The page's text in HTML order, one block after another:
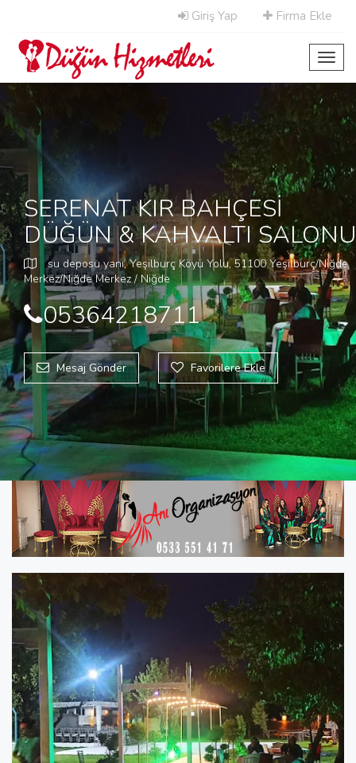
Giriş Yap Firma Ekle
SERENAT KIR BAHÇESİ
DÜĞÜN & KAHVALTI SALONU
su deposu yanı, Yeşilburç Köyü Yolu, 51100 Yeşilburç/Niğde
Merkez/Niğde Merkez / Niğde
05364218711
Mesaj Gönder Favorilere Ekle